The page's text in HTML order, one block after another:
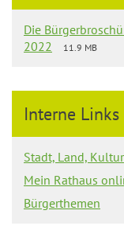
Die
2022
11.9 MB
Interne Links
Stadt, Land, Kultur
Mein Rathaus
Bürgerthemen